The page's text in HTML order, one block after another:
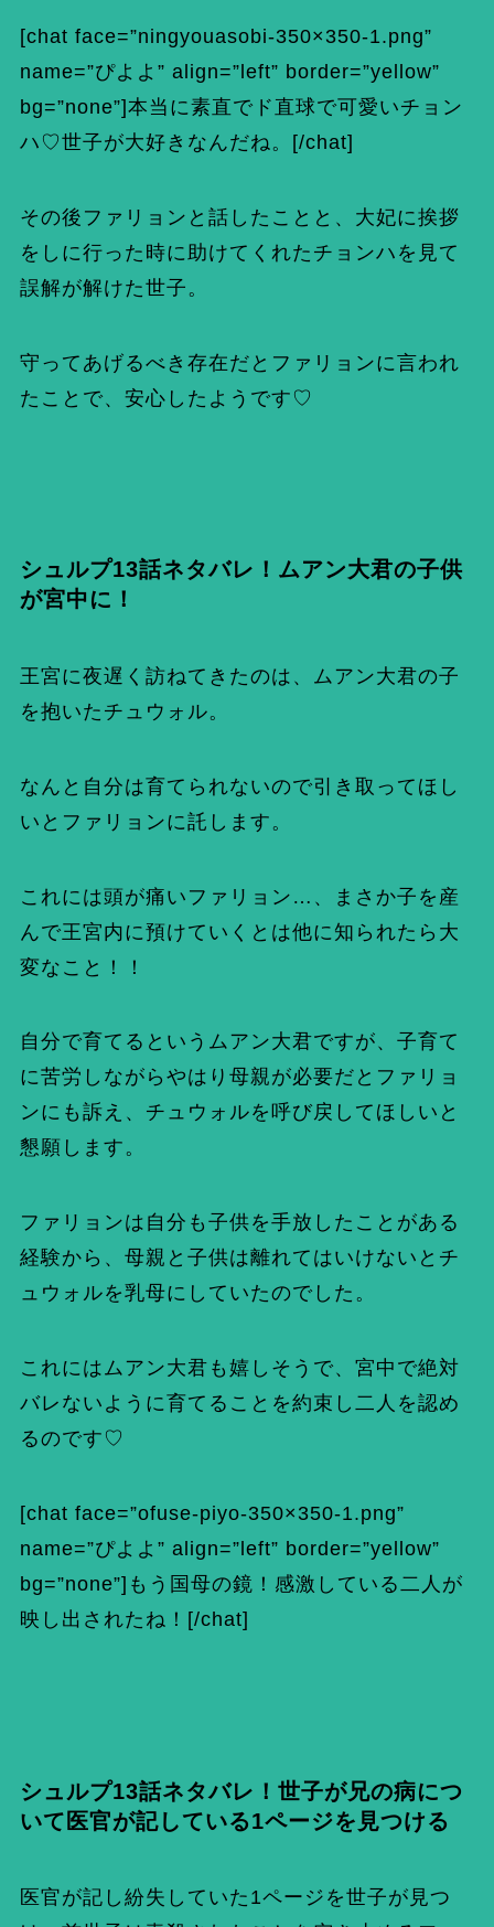
[chat face=”ningyouasobi-350×350-1.png”
name=”ぴよよ” align=”left” border=”yellow”
bg=”none”]本当に素直でド直球で可愛いチョン
ハ♡世子が大好きなんだね。[/chat]
その後ファリョンと話したことと、大妃に挨拶
をしに行った時に助けてくれたチョンハを見て
誤解が解けた世子。
守ってあげるべき存在だとファリョンに言われ
たことで、安心したようです♡
シュルプ13話ネタバレ！ムアン大君の子供
が宮中に！
王宮に夜遅く訪ねてきたのは、ムアン大君の子
を抱いたチュウォル。
なんと自分は育てられないので引き取ってほし
いとファリョンに託します。
これには頭が痛いファリョン…、まさか子を産
んで王宮内に預けていくとは他に知られたら大
変なこと！！
自分で育てるというムアン大君ですが、子育て
に苦労しながらやはり母親が必要だとファリョ
ンにも訴え、チュウォルを呼び戻してほしいと
懇願します。
ファリョンは自分も子供を手放したことがある
経験から、母親と子供は離れてはいけないとチ
ュウォルを乳母にしていたのでした。
これにはムアン大君も嬉しそうで、宮中で絶対
バレないように育てることを約束し二人を認め
るのです♡
[chat face=”ofuse-piyo-350×350-1.png”
name=”ぴよよ” align=”left” border=”yellow”
bg=”none”]もう国母の鏡！感激している二人が
映し出されたね！[/chat]
シュルプ13話ネタバレ！世子が兄の病につ
いて医官が記している1ページを見つける
医官が記し紛失していた1ページを世子が見つ